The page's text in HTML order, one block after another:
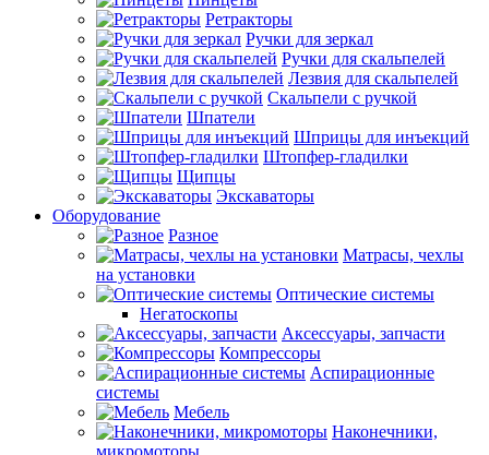
Ретракторы
Ручки для зеркал
Ручки для скальпелей
Лезвия для скальпелей
Скальпели с ручкой
Шпатели
Шприцы для инъекций
Штопфер-гладилки
Щипцы
Экскаваторы
Оборудование
Разное
Матрасы, чехлы
на установки
Оптические системы
Негатоскопы
Аксессуары, запчасти
Компрессоры
Аспирационные
системы
Мебель
Наконечники,
микромоторы